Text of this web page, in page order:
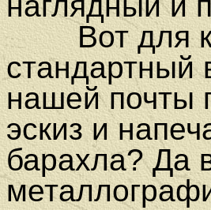
Вот для
стандартный
нашей почты
эскиз и
барахла? Да